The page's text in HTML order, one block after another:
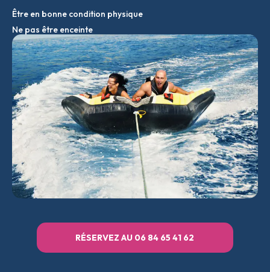
Être en bonne condition physique
Ne pas être enceinte
RÉSERVEZ AU 06 84 65 41 62